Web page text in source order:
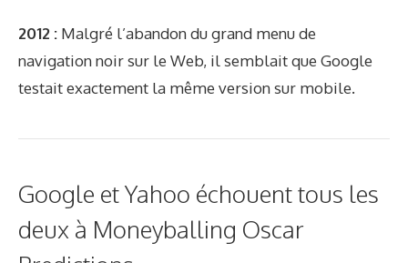
2012 : Malgré l’abandon du grand menu de
navigation noir sur le Web, il semblait que Google
testait exactement la même version sur mobile.
Google et Yahoo échouent tous les
deux à Moneyballing Oscar